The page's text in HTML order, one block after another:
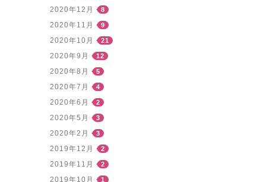
2020年12月 8
2020年11月 9
2020年10月 21
2020年9月 12
2020年8月 5
2020年7月 4
2020年6月 2
2020年5月 3
2020年2月 3
2019年12月 2
2019年11月 2
2019年10月 1